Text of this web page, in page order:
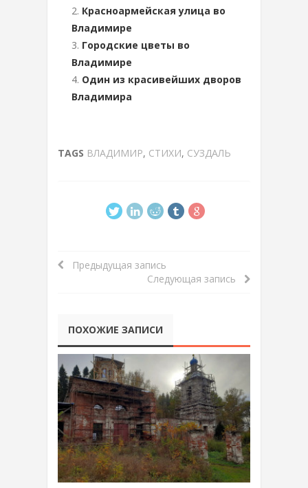
Красноармейская улица во
Владимире
Городские цветы во
Владимире
Один из красивейших дворов
Владимира
TAGS ВЛАДИМИР, СТИХИ, СУЗДАЛЬ
Предыдущая запись
Следующая запись
ПОХОЖИЕ ЗАПИСИ